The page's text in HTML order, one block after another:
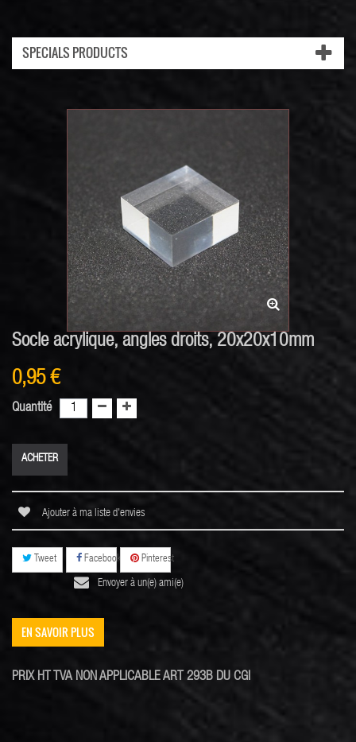
SPECIALS PRODUCTS
Socle acrylique, angles droits, 20x20x10mm
0,95 €
Quantité
ACHETER
Ajouter à ma liste d'envies
Tweet Facebook Pinterest
Envoyer à un(e) ami(e)
EN SAVOIR PLUS
PRIX HT TVA NON APPLICABLE ART 293B DU CGI